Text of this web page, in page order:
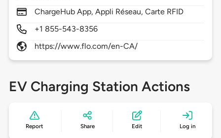
ChargeHub App, Appli Réseau, Carte RFID
+1 855-543-8356
https://www.flo.com/en-CA/
EV Charging Station Actions
Report Share Edit Log in